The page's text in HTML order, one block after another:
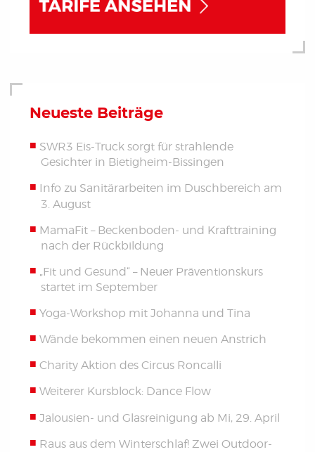
Neueste Beiträge
SWR3 Eis-Truck sorgt für strahlende
Gesichter in Bietigheim-Bissingen
Info zu Sanitärarbeiten im Duschbereich am
3. August
MamaFit – Beckenboden- und Krafttraining
nach der Rückbildung
„Fit und Gesund“ – Neuer Präventionskurs
startet im September
Yoga-Workshop mit Johanna und Tina
Wände bekommen einen neuen Anstrich
Charity Aktion des Circus Roncalli
Weiterer Kursblock: Dance Flow
Jalousien- und Glasreinigung ab Mi, 29. April
Raus aus dem Winterschlaf! Zwei Outdoor-